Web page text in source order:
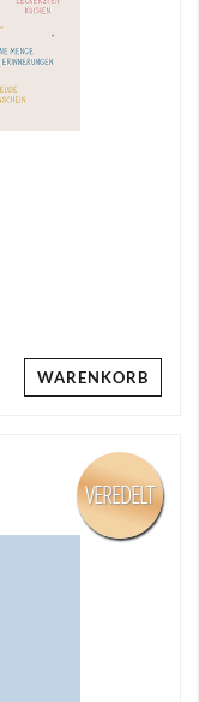
WARENKORB
VEREDELT